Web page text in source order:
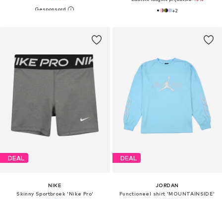
+2
DEAL
NIKE
Skinny Sportbroek 'Nike Pro'
DEAL
JORDAN
Functioneel shirt 'MOUNTAINSIDE'